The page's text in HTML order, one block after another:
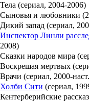
Тела (сериал, 2004-2006)
Сыновья и любовники
Дикий запад (сериал,
Инспектор Линли
2008)
Сказки народов мира
Воскрешая мертвых
Врачи (сериал, 2000-
Холби Сити (сериал,
Кентерберийские